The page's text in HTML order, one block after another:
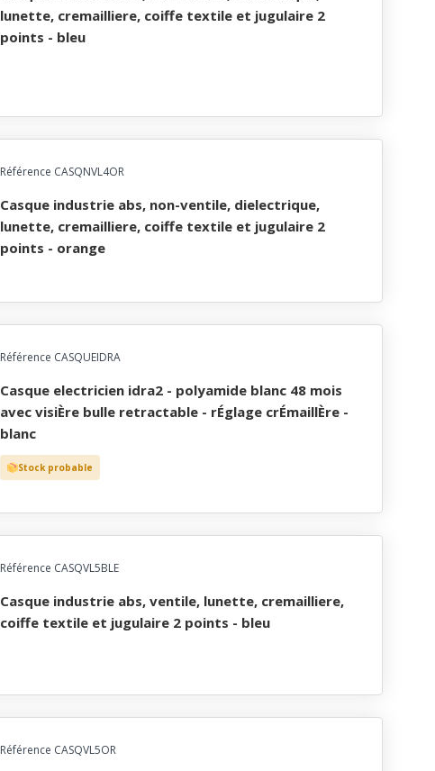
lunette, cremailliere, coiffe textile et jugulaire 2
points - bleu
Référence CASQNVL4OR
casque industrie abs, non-ventile, dielectrique,
lunette, cremailliere, coiffe textile et jugulaire 2
points - orange
Référence CASQUEIDRA
casque electricien idra2 - polyamide blanc 48 mois
avec visiÈre bulle retractable - rÉglage crÉmaillÈre -
blanc
Stock probable
Référence CASQVL5BLE
casque industrie abs, ventile, lunette, cremailliere,
coiffe textile et jugulaire 2 points - bleu
Référence CASQVL5OR